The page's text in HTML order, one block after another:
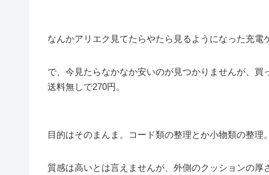
なんかアリエク見てたらやたら見るようになった充
で、今見たらなかなか安いのが見つかりませんが、
送料無しで270円。
目的はそのまんま。コード類の整理とか小物類の整
質感は高いとは言えませんが、外側のクッションの